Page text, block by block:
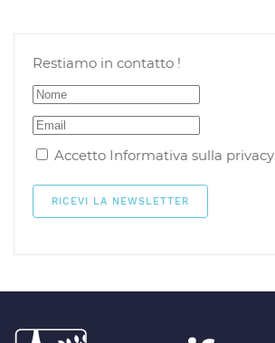
Restiamo in contatto !
Accetto Informativa sulla privacy